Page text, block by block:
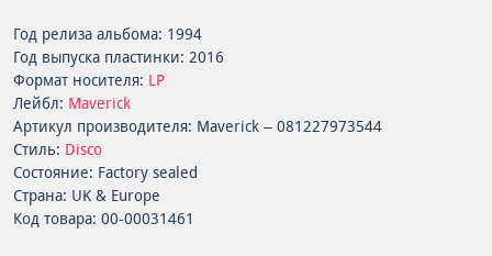
Год релиза альбома: 1994
Год выпуска пластинки: 2016
Формат носителя: LP
Лейбл: Maverick
Артикул производителя: Maverick – 081227973544
Стиль: Disco
Состояние: Factory sealed
Страна: UK & Europe
Код товара: 00-00031461